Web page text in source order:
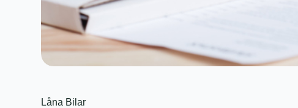
Låna Bilar